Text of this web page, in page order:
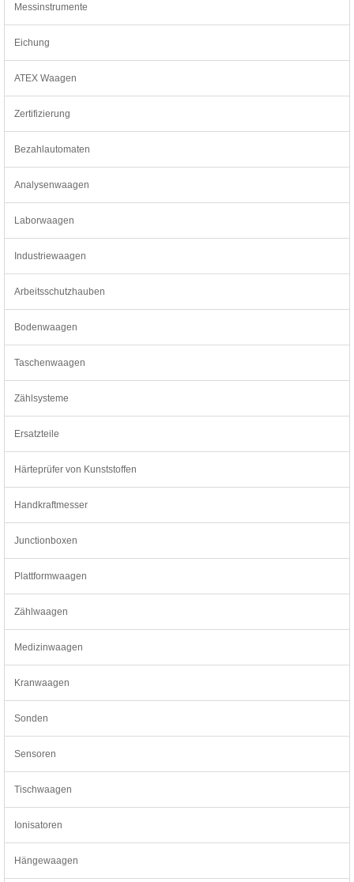
Messinstrumente
Eichung
ATEX Waagen
Zertifizierung
Bezahlautomaten
Analysenwaagen
Laborwaagen
Industriewaagen
Arbeitsschutzhauben
Bodenwaagen
Taschenwaagen
Zählsysteme
Ersatzteile
Härteprüfer von Kunststoffen
Handkraftmesser
Junctionboxen
Plattformwaagen
Zählwaagen
Medizinwaagen
Kranwaagen
Sonden
Sensoren
Tischwaagen
Ionisatoren
Hängewaagen